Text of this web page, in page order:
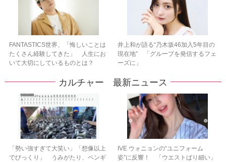
FANTASTICS世界、「悔しいことは
たくさん経験してきた」 人生にお
いて大切にしているものとは？
井上和が語る“乃木坂46加入5年目の
現在地” 「グループを発信するフェ
ーズに」
カルチャー 最新ニュース
「勢い強すぎて大笑い」「想像以上
でびっくり」 うみがたり、ペンギ
IVE ウォニョンの“ユニフォーム
姿”に反響！ 「ウエストばり細い」